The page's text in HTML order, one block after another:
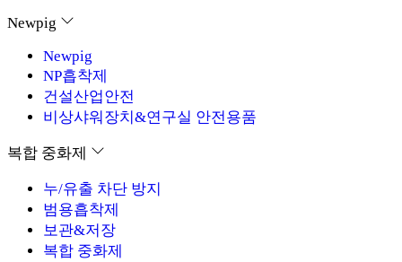
Newpig
Newpig
NP흡착제
건설산업안전
비상샤워장치&연구실 안전용품
복합 중화제
누/유출 차단 방지
범용흡착제
보관&저장
복합 중화제